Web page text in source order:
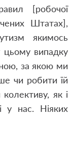
[робочої
Штатах],
якимось
цьому випадку
за якою ми
чи робити їй
як і
у нас. Ніяких